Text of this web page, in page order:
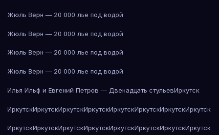
Жюль Верн — 20 000 лье под водой
Жюль Верн — 20 000 лье под водой
Жюль Верн — 20 000 лье под водой
Жюль Верн — 20 000 лье под водой
Илья Ильф и Евгений Петров — Двенадцать стульевИркутск
ИркутскИркутскИркутскИркутскИркутскИркутскИркутскИркутск
ИркутскИркутскИркутскИркутскИркутскИркутскИркутскИркутск